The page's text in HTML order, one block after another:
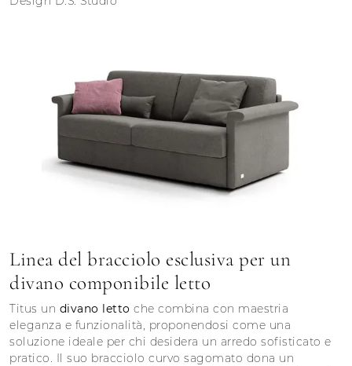
Linea del bracciolo esclusiva per un
divano componibile letto
Titus un divano letto che combina con maestria
eleganza e funzionalità, proponendosi come una
soluzione ideale per chi desidera un arredo sofisticato e
pratico. Il suo bracciolo curvo sagomato dona un